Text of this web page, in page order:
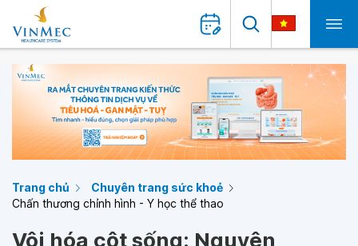
Trang chủ
Chuyên trang sức khoẻ
Chấn thương chỉnh hình - Y học thể thao
Vôi hóa cột sống: Nguyên